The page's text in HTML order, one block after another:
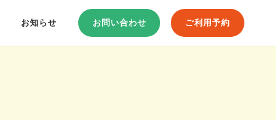
お知らせ お問い合わせ ご利用予約